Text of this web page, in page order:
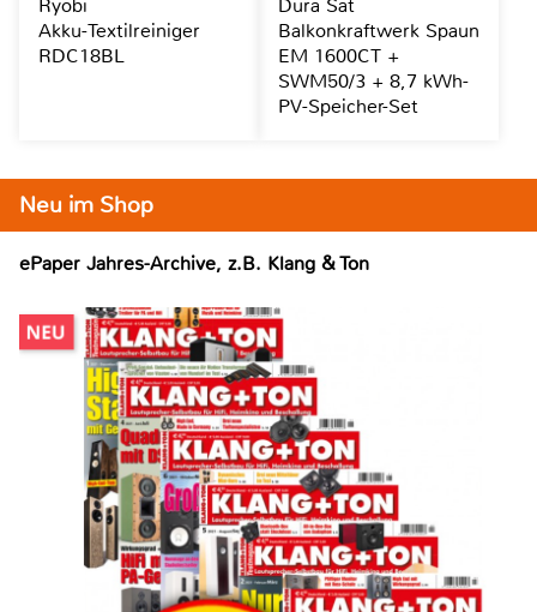
Neu im Shop
ePaper Jahres-Archive, z.B. Klang & Ton
Ryobi
Akku-Textilreiniger
RDC18BL
Dura Sat
Balkonkraftwerk Spaun
EM 1600CT +
SWM50/3 + 8,7 kWh-
PV-Speicher-Set